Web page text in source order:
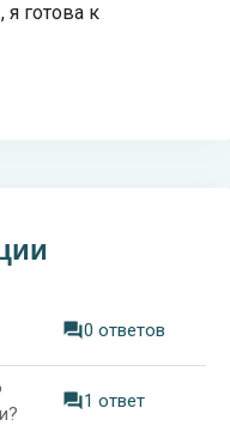
я готова к
0 ответов
1 ответ